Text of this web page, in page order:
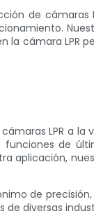
de cámaras
la cámara LPR
LPR a
de
aplicación,
de
diversas